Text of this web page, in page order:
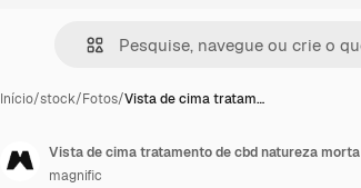
Início/stock/Fotos/Vista de cima tratam…
Vista de cima tratamento de cbd natureza morta
magnific